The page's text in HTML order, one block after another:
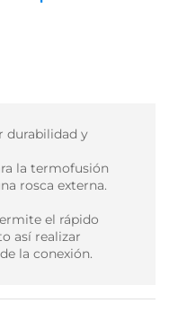
durabilidad y
la termofusión
rosca externa.
el rápido
así realizar
la conexión.